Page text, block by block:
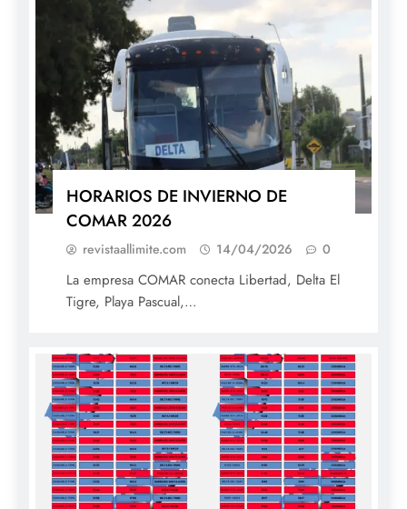
HORARIOS DE INVIERNO DE
COMAR 2026
revistaallimite.com 14/04/2026 0
La empresa COMAR conecta Libertad, Delta El
Tigre, Playa Pascual,…